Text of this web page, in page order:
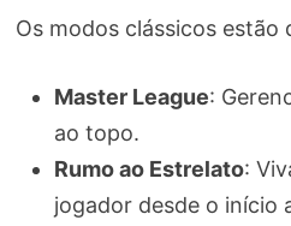
Os modos clássicos estão
Master League:
ao topo.
Rumo ao Estrelato:
jogador desde o início